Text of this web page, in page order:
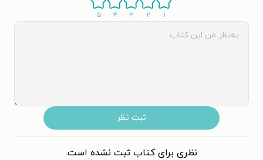
۱ ۲ ۳ ۴ ۵
ثبت نظر
نظری برای کتاب ثبت نشده است.